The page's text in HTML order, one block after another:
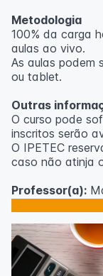
Metodologia
100% da carga
aulas ao vivo.
As aulas podem
ou tablet.
Outras
O curso pode
inscritos serão
O IPETEC
caso não atinja
Professor(a):